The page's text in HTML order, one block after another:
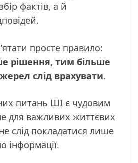
фактів, а й
просте правило:
рішення, тим більше
слід врахувати.
питань ШІ є чудовим
для важливих життєвих
слід покладатися лише
інформації.